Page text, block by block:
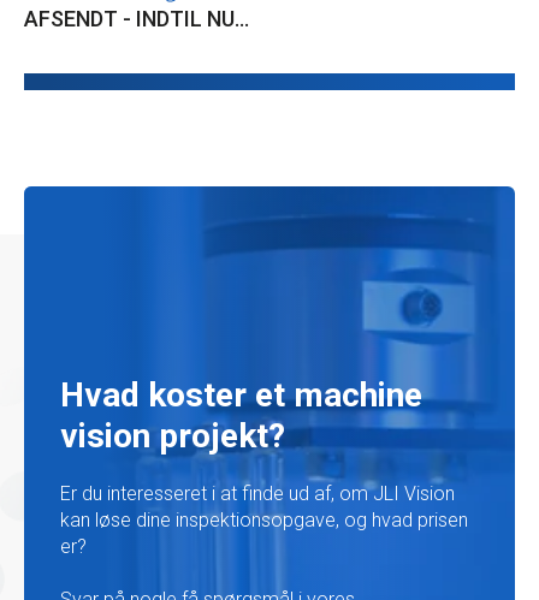
AFSENDT - INDTIL NU...
Hvad koster et machine
vision projekt?
Er du interesseret i at finde ud af, om JLI Vision
kan løse dine inspektionsopgave, og hvad prisen
er?